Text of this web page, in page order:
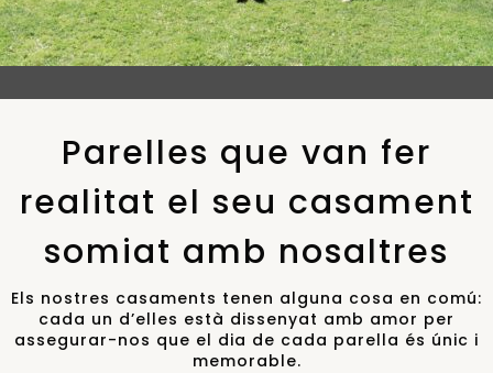
Parelles que van fer
realitat el seu casament
somiat amb nosaltres
Els nostres casaments tenen alguna cosa en comú:
cada un d’elles està dissenyat amb amor per
assegurar-nos que el dia de cada parella és únic i
memorable.